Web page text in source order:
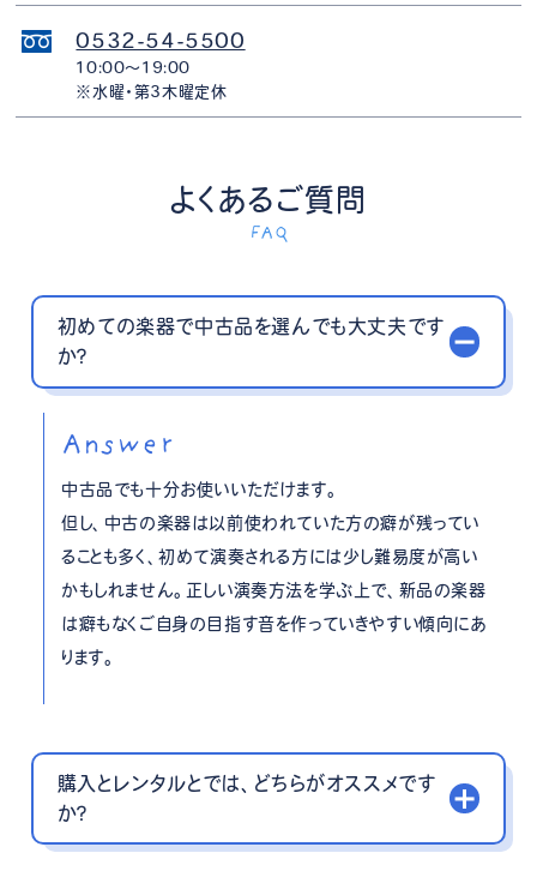
0532-54-5500
10:00〜19:00
※水曜・第3木曜定休
よくあるご質問
FAQ
初めての楽器で中古品を選んでも大丈夫です
か？
Answer
中古品でも十分お使いいただけます。
但し、中古の楽器は以前使われていた方の癖が残ってい
ることも多く、初めて演奏される方には少し難易度が高い
かもしれません。正しい演奏方法を学ぶ上で、新品の楽器
は癖もなくご自身の目指す音を作っていきやすい傾向にあ
ります。
購入とレンタルとでは、どちらがオススメです
か？